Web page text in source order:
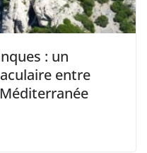
: un
entre